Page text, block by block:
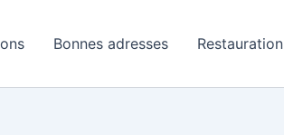
Bonnes adresses Restauration